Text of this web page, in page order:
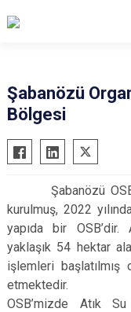
Atkaracalar
Bayramören
Kızılırmak
Şabanözü
Bölgesi
Şabanözü OSB,
kurulmuş, 2022
yapıda bir OSB’dir.
yaklaşık 54 hektar
işlemleri
etmektedir.
OSB’mizde Atık